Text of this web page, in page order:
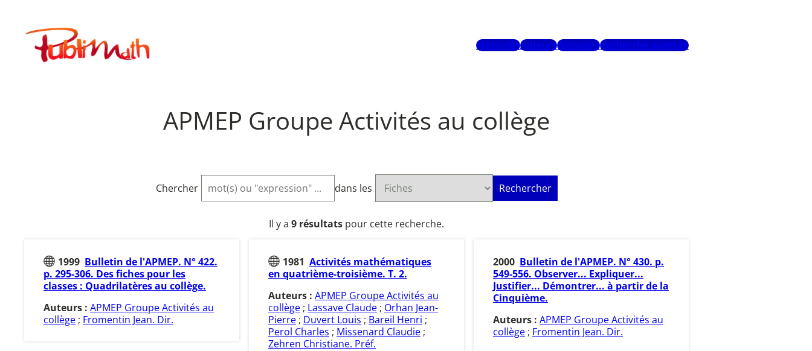
contenuPublimath
Mots-clésAuteursGlossaireRecherche avancée
APMEP Groupe Activités au collège
Chercher dans les Rechercher
Il y a 9 résultats pour cette recherche.
1999 Bulletin de l'APMEP. N° 422.
p. 295-306. Des fiches pour les
classes : Quadrilatères au collège.
Auteurs : APMEP Groupe Activités au
collège ; Fromentin Jean. Dir.
1981 Activités mathématiques
en quatrième-troisième. T. 2.
Auteurs : APMEP Groupe Activités au
collège ; Lassave Claude ; Orhan Jean-
Pierre ; Duvert Louis ; Bareil Henri ;
Perol Charles ; Missenard Claudie ;
Zehren Christiane. Préf.
2000 Bulletin de l'APMEP. N° 430. p.
549-556. Observer... Expliquer...
Justifier... Démontrer... à partir de la
Cinquième.
Auteurs : APMEP Groupe Activités au
collège ; Fromentin Jean. Dir.